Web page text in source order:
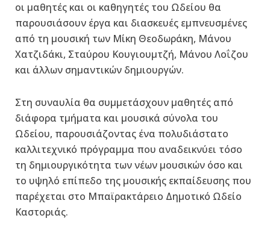
οι μαθητές και οι καθηγητές του Ωδείου θα
παρουσιάσουν έργα και διασκευές εμπνευσμένες
από τη μουσική των Μίκη Θεοδωράκη, Μάνου
Χατζιδάκι, Σταύρου Κουγιουμτζή, Μάνου Λοΐζου
και άλλων σημαντικών δημιουργών.
Στη συναυλία θα συμμετάσχουν μαθητές από
διάφορα τμήματα και μουσικά σύνολα του
Ωδείου, παρουσιάζοντας ένα πολυδιάστατο
καλλιτεχνικό πρόγραμμα που αναδεικνύει τόσο
τη δημιουργικότητα των νέων μουσικών όσο και
το υψηλό επίπεδο της μουσικής εκπαίδευσης που
παρέχεται στο Μπαϊρακτάρειο Δημοτικό Ωδείο
Καστοριάς.